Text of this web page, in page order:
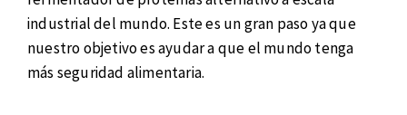
industrial del mundo. Este es un gran paso ya que
nuestro objetivo es ayudar a que el mundo tenga
más seguridad alimentaria.